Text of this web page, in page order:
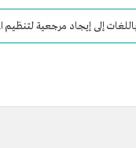
إلى إيجاد مرجعية لتنظيم